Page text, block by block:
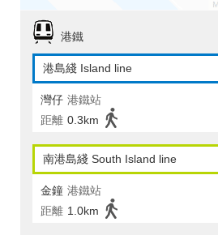
港鐵
港島綫 Island line
灣仔 港鐵站
距離 0.3km
南港島綫 South Island line
金鐘 港鐵站
距離 1.0km